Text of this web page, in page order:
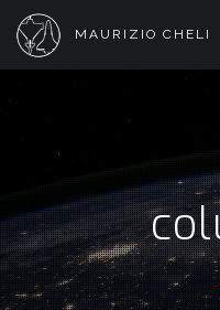
MAURIZIO CHELI